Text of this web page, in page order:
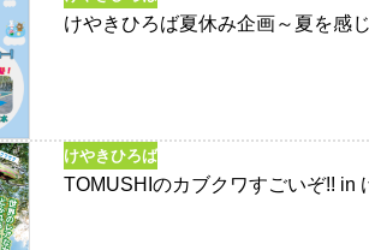
けやきひろば夏休み企画～夏を感
けやきひろば
TOMUSHIのカブクワすごいぞ!! in